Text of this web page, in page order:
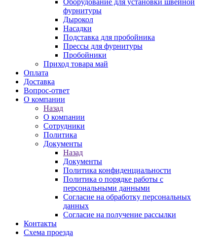
Оборудование для установки швейной
фурнитуры
Дырокол
Насадки
Подставка для пробойника
Прессы для фурнитуры
Пробойники
Приход товара май
Оплата
Доставка
Вопрос-ответ
О компании
Назад
О компании
Сотрудники
Политика
Документы
Назад
Документы
Политика конфиденциальности
Политика о порядке работы с
персональными данными
Согласие на обработку персональных
данных
Согласие на получение рассылки
Контакты
Схема проезда